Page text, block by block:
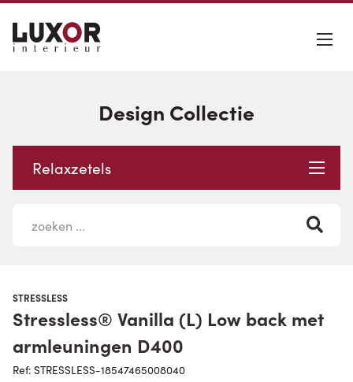
Design Collectie
Relaxzetels
STRESSLESS
Stressless® Vanilla (L) Low back met
armleuningen D400
Ref: STRESSLESS-18547465008040